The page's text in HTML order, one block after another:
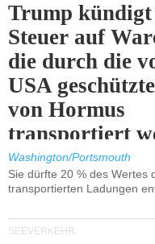
Trump kündigt
Steuer auf
die durch die
USA
von Hormus
transportiert
Washington/Portsmouth
Sie dürfte 20 % des Wertes
transportierten Ladungen
SEEVERKEHR